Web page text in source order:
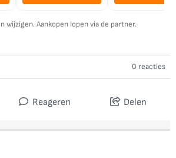
wijzigen. Aankopen lopen via de partner.
0 reacties
Reageren Delen